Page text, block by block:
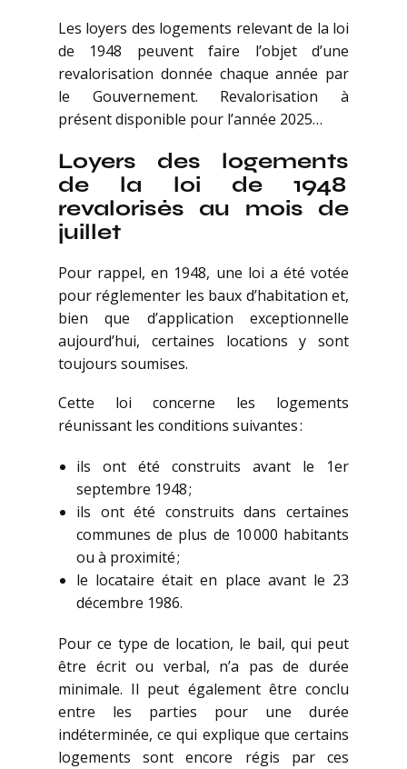
Les loyers des logements relevant de la loi
de 1948 peuvent faire l’objet d’une
revalorisation donnée chaque année par
le Gouvernement. Revalorisation à
présent disponible pour l’année 2025…
Loyers des logements
de la loi de 1948
revalorisés au mois de
juillet
Pour rappel, en 1948, une loi a été votée
pour réglementer les baux d’habitation et,
bien que d’application exceptionnelle
aujourd’hui, certaines locations y sont
toujours soumises.
Cette loi concerne les logements
réunissant les conditions suivantes :
ils ont été construits avant le 1er
septembre 1948 ;
ils ont été construits dans certaines
communes de plus de 10 000 habitants
ou à proximité ;
le locataire était en place avant le 23
décembre 1986.
Pour ce type de location, le bail, qui peut
être écrit ou verbal, n’a pas de durée
minimale. Il peut également être conclu
entre les parties pour une durée
indéterminée, ce qui explique que certains
logements sont encore régis par ces